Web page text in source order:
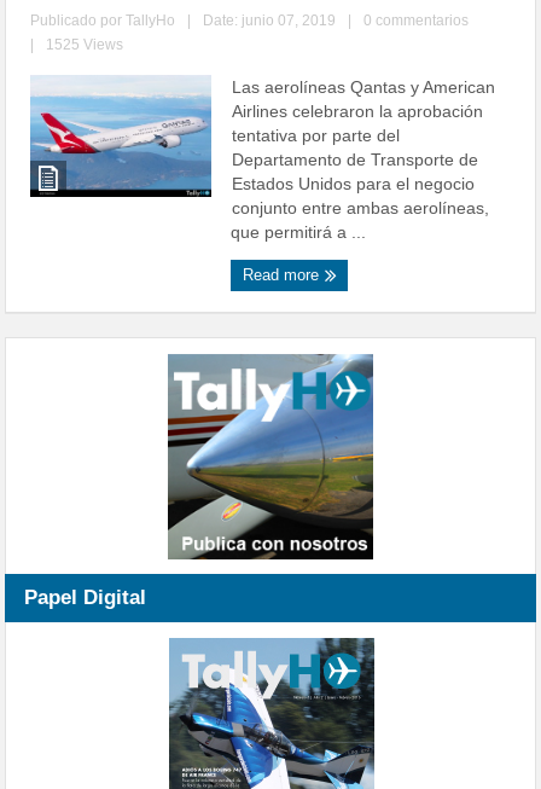
Publicado porTallyHo Date: junio 07, 2019
0 commentarios
1525 Views
Las aerolíneas Qantas y American
Airlines celebraron la aprobación
tentativa por parte del
Departamento de Transporte de
Estados Unidos para el negocio
conjunto entre ambas aerolíneas,
que permitirá a ...
Read more
Papel Digital